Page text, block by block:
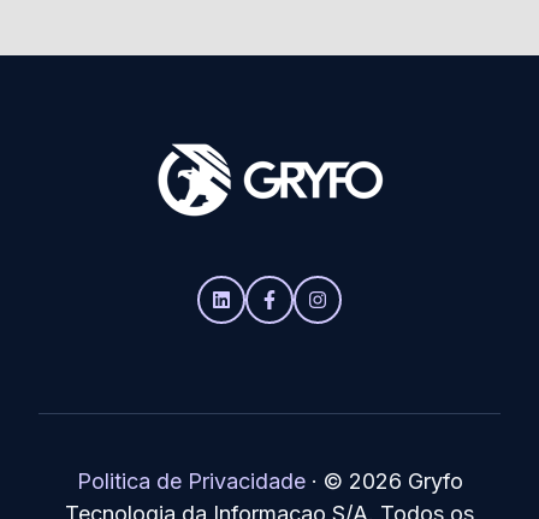
Politica de Privacidade· © 2026 Gryfo
Tecnologia da Informacao S/A. Todos os